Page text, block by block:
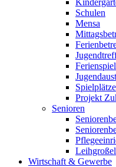
Schulen
Mensa
Spielplätze
Projekt
Senioren
Wirtschaft & Gewerbe